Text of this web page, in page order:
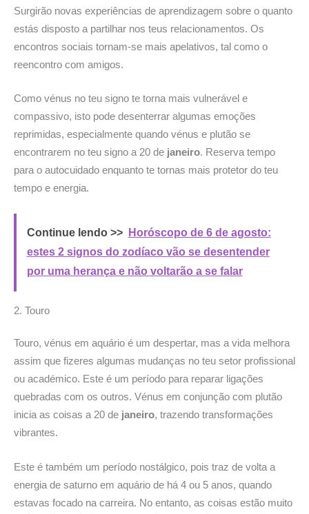
Surgirão novas experiências de aprendizagem sobre o quanto
estás disposto a partilhar nos teus relacionamentos. Os
encontros sociais tornam-se mais apelativos, tal como o
reencontro com amigos.
Como vénus no teu signo te torna mais vulnerável e
compassivo, isto pode desenterrar algumas emoções
reprimidas, especialmente quando vénus e plutão se
encontrarem no teu signo a 20 de janeiro. Reserva tempo
para o autocuidado enquanto te tornas mais protetor do teu
tempo e energia.
Continue lendo >>
Horóscopo de 6 de agosto:
estes 2 signos do zodíaco vão se desentender
por uma herança e não voltarão a se falar
2. Touro
Touro, vénus em aquário é um despertar, mas a vida melhora
assim que fizeres algumas mudanças no teu setor profissional
ou académico. Este é um período para reparar ligações
quebradas com os outros. Vénus em conjunção com plutão
inicia as coisas a 20 de janeiro, trazendo transformações
vibrantes.
Este é também um período nostálgico, pois traz de volta a
energia de saturno em aquário de há 4 ou 5 anos, quando
estavas focado na carreira. No entanto, as coisas estão muito